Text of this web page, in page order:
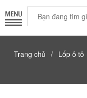
Trang chủ / Lốp ô tô